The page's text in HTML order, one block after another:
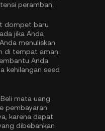
peramban.
dompet baru
jika Anda
menuliskan
di tempat aman.
Anda
kehilangan seed
Beli mata uang
pembayaran
karena dapat
dibebankan